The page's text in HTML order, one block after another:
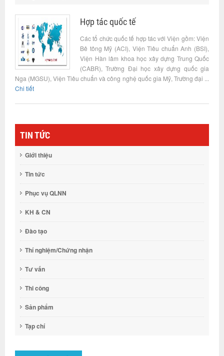
Hợp tác quốc tế
Các tổ chức quốc tế hợp tác với Viện gồm: Viện
Bê tông Mỹ (ACI), Viện Tiêu chuẩn Anh (BSI),
Viện Hàn lâm khoa học xây dựng Trung Quốc
(CABR), Trường Đại học xây dựng quốc gia
Nga (MGSU), Viện Tiêu chuẩn và công nghệ quốc gia Mỹ, Trường đại ...
Chi tiết
TIN TỨC
Giới thiệu
Tin tức
Phục vụ QLNN
KH & CN
Đào tạo
Thí nghiệm/Chứng nhận
Tư vấn
Thi công
Sản phẩm
Tạp chí